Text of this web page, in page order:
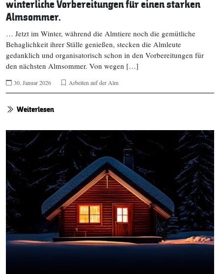
winterliche Vorbereitungen für einen starken
Almsommer.
… Jetzt im Winter, während die Almtiere noch die gemütliche
Behaglichkeit ihrer Ställe genießen, stecken die Almleute
gedanklich und organisatorisch schon in den Vorbereitungen für
den nächsten Almsommer. Von wegen […]
30. Januar 2026 Arbeiten auf der Alm
Weiterlesen